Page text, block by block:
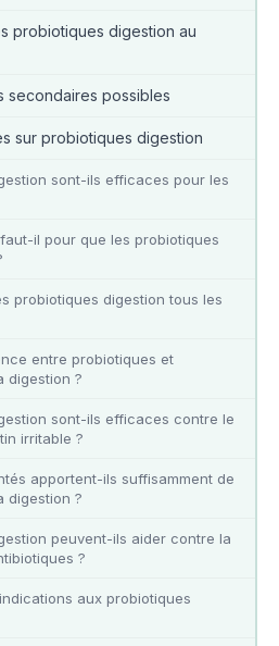
probiotiques digestion au
secondaires possibles
sur probiotiques digestion
sont-ils efficaces pour les
il pour que les probiotiques
probiotiques digestion tous les
entre probiotiques et
digestion ?
sont-ils efficaces contre le
irritable ?
apportent-ils suffisamment de
digestion ?
peuvent-ils aider contre la
?
aux probiotiques